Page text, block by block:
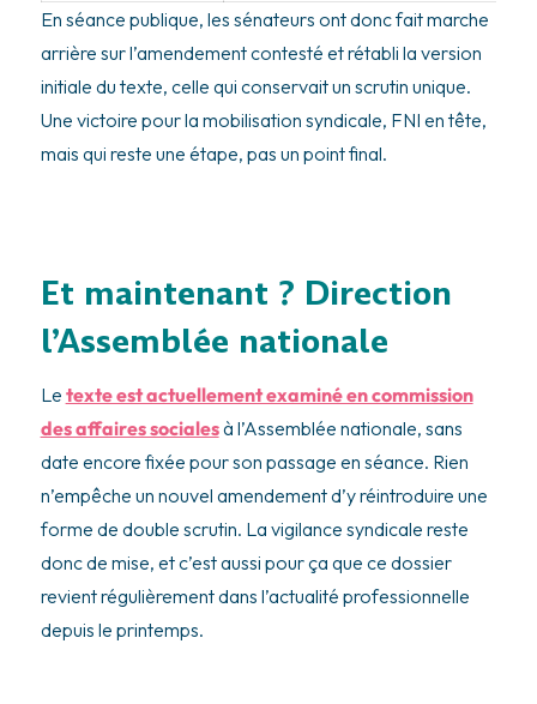
En séance publique, les sénateurs ont donc fait marche
arrière sur l’amendement contesté et rétabli la version
initiale du texte, celle qui conservait un scrutin unique.
Une victoire pour la mobilisation syndicale, FNI en tête,
mais qui reste une étape, pas un point final.
Et maintenant ? Direction
l’Assemblée nationale
Le texte est actuellement examiné en commission
des affaires socialesà l’Assemblée nationale, sans
date encore fixée pour son passage en séance. Rien
n’empêche un nouvel amendement d’y réintroduire une
forme de double scrutin. La vigilance syndicale reste
donc de mise, et c’est aussi pour ça que ce dossier
revient régulièrement dans l’actualité professionnelle
depuis le printemps.